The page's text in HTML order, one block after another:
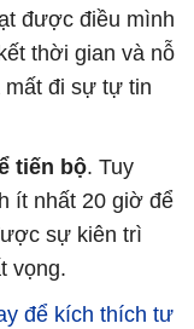
được điều mình
thời gian và nỗ
mất đi sự tự tin
tiến bộ. Tuy
ít nhất 20 giờ để
sự kiên trì
vọng.
để kích thích tư